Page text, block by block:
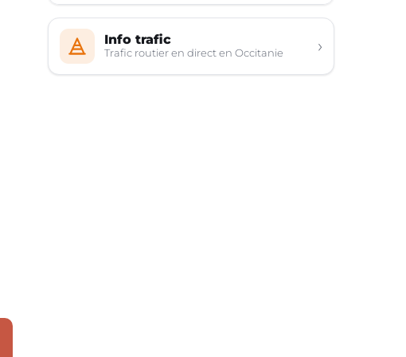
Info trafic
Trafic routier en direct en Occitanie ›